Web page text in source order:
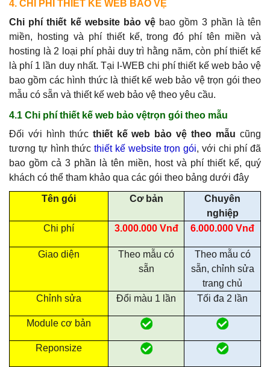
4. CHI PHÍ THIẾT KẾ WEB BẢO VỆ
Chi phí thiết kế website bảo vệ bao gồm 3 phần là tên
miền, hosting và phí thiết kế, trong đó phí tên miền và
hosting là 2 loại phí phải duy trì hằng năm, còn phí thiết kế
là phí 1 lần duy nhất. Tại I-WEB chi phí thiết kế web bảo vệ
bao gồm các hình thức là thiết kế web bảo vệ trọn gói theo
mẫu có sẵn và thiết kế web bảo vệ theo yêu cầu.
4.1 Chi phí thiết kế web bảo vệtrọn gói theo mẫu
Đối với hình thức thiết kế web bảo vệ theo mẫu cũng
tương tự hình thức thiết kế website trọn gói, với chi phí đã
bao gồm cả 3 phần là tên miền, host và phí thiết kế, quý
khách có thể tham khảo qua các gói theo bảng dưới đây
Tên gói Cơ bản
Chuyên
nghiệp
Chi phí
3.000.000 Vnđ 6.000.000 Vnđ
Giao diện
Theo mẫu có
sẵn
Theo mẫu có
sẵn, chỉnh sửa
trang chủ
Chỉnh sửa
Đổi màu 1 lần Tối đa 2 lần
Module cơ bản
Reponsize